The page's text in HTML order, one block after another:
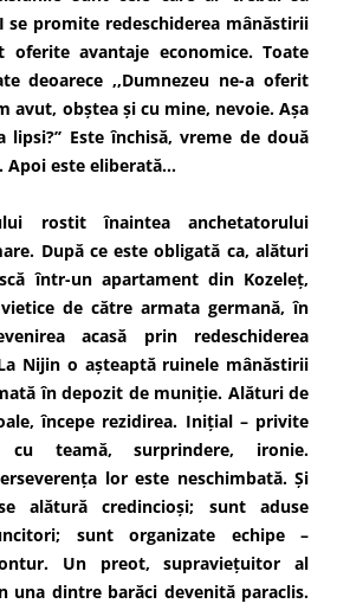
promite redeschiderea mânăstirii
avantaje economice. Toate
deoarece ,,Dumnezeu ne-a oferit
avut, obștea și cu mine, nevoie. Așa
Este închisă, vreme de două
Apoi este eliberată…
rostit înaintea anchetatorului
După ce este obligată ca, alături
într-un apartament din Kozeleț,
de către armata germană, în
acasă prin redeschiderea
Nijin o așteaptă ruinele mânăstirii
în depozit de muniție. Alături de
începe rezidirea. Inițial – privite
teamă, surprindere, ironie.
lor este neschimbată. Și
alătură credincioși; sunt aduse
sunt organizate echipe –
Un preot, supraviețuitor al
una dintre barăci devenită paraclis.